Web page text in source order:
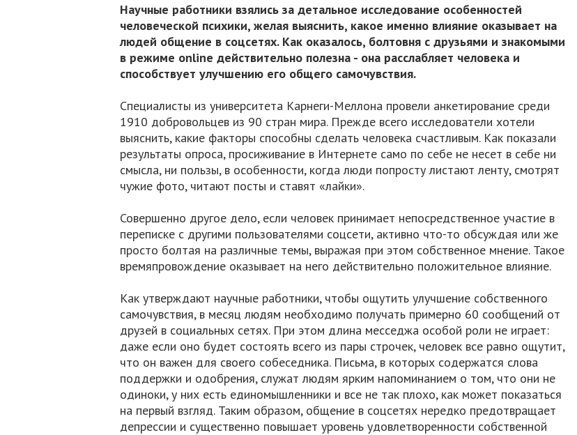
Научные работники взялись за детальное исследование особенностей
человеческой психики, желая выяснить, какое именно влияние оказывает на
людей общение в соцсетях. Как оказалось, болтовня с друзьями и знакомыми
в режиме online действительно полезна - она расслабляет человека и
способствует улучшению его общего самочувствия.
Специалисты из университета Карнеги-Меллона провели анкетирование среди
1910 добровольцев из 90 стран мира. Прежде всего исследователи хотели
выяснить, какие факторы способны сделать человека счастливым. Как показали
результаты опроса, просиживание в Интернете само по себе не несет в себе ни
смысла, ни пользы, в особенности, когда люди попросту листают ленту, смотрят
чужие фото, читают посты и ставят «лайки».
Совершенно другое дело, если человек принимает непосредственное участие в
переписке с другими пользователями соцсети, активно что-то обсуждая или же
просто болтая на различные темы, выражая при этом собственное мнение. Такое
времяпровождение оказывает на него действительно положительное влияние.
Как утверждают научные работники, чтобы ощутить улучшение собственного
самочувствия, в месяц людям необходимо получать примерно 60 сообщений от
друзей в социальных сетях. При этом длина месседжа особой роли не играет:
даже если оно будет состоять всего из пары строчек, человек все равно ощутит,
что он важен для своего собеседника. Письма, в которых содержатся слова
поддержки и одобрения, служат людям ярким напоминанием о том, что они не
одиноки, у них есть единомышленники и все не так плохо, как может показаться
на первый взгляд. Таким образом, общение в соцсетях нередко предотвращает
депрессии и существенно повышает уровень удовлетворенности собственной